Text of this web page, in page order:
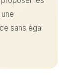
sans égal